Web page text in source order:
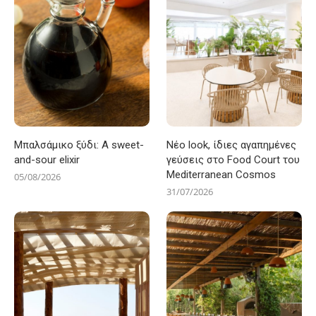
Μπαλσάμικο ξύδι: A sweet-
and-sour elixir
05/08/2026
Νέο look, ίδιες αγαπημένες
γεύσεις στο Food Court του
Mediterranean Cosmos
31/07/2026